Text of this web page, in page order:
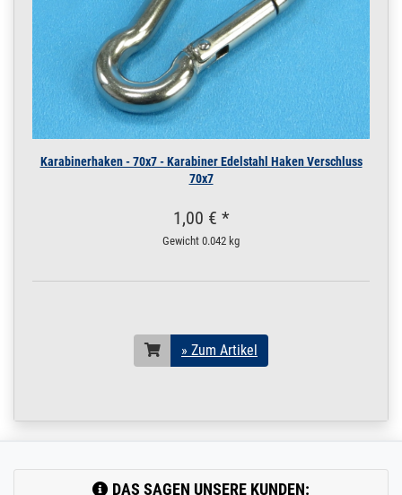
Karabinerhaken - 70x7 - Karabiner Edelstahl Haken Verschluss
70x7
1,00 € *
Gewicht 0.042 kg
» Zum Artikel
DAS SAGEN UNSERE KUNDEN: